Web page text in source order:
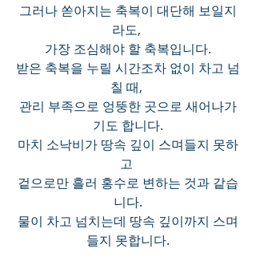
그러나 쏟아지는 축복이 대단해 보일지
라도,
가장 조심해야 할 축복입니다.
받은 축복을 누릴 시간조차 없이 차고 넘
칠 때,
관리 부족으로 엉뚱한 곳으로 새어나가
기도 합니다.
마치 소낙비가 땅속 깊이 스며들지 못하
고
겉으로만 흘러 홍수로 변하는 것과 같습
니다.
물이 차고 넘치는데 땅속 깊이까지 스며
들지 못합니다.